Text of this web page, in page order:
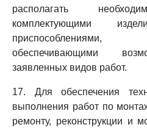
располагать
комплектующими
обеспечивающими
заявленных видов работ.
17. Для обеспечения
выполнения работ по
ремонту, реконструкции и